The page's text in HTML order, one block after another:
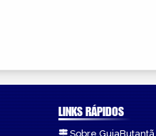
LINKS RÁPIDOS
Sobre GuiaButantã